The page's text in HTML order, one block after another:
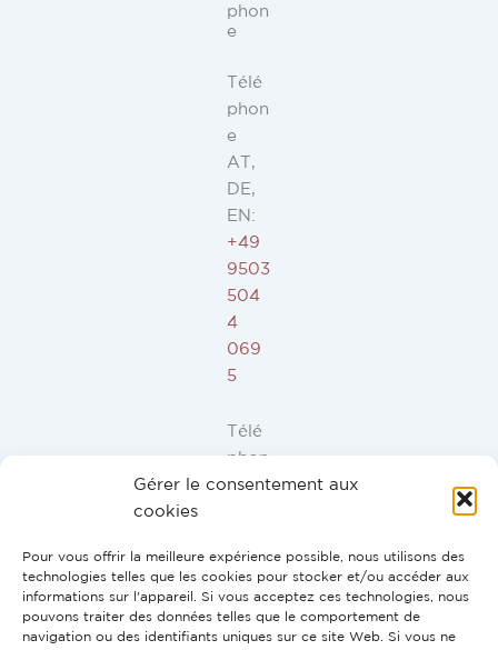
Gérer le consentement aux
cookies
Pour vous offrir la meilleure expérience possible, nous utilisons des
technologies telles que les cookies pour stocker et/ou accéder aux
informations sur l'appareil. Si vous acceptez ces technologies, nous
pouvons traiter des données telles que le comportement de
navigation ou des identifiants uniques sur ce site Web. Si vous ne
phon
e
Télé
phon
e
AT,
DE,
EN:
+49
9503
504
4
069
5
Télé
phon
e ES,
PT:
+34
91
946